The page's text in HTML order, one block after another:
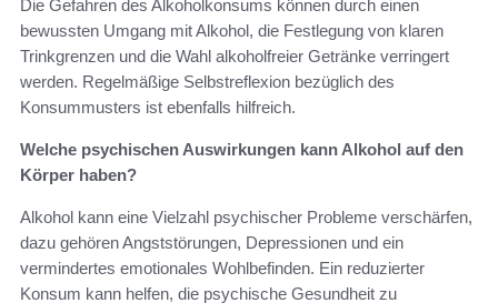
Die Gefahren des Alkoholkonsums können durch einen
bewussten Umgang mit Alkohol, die Festlegung von klaren
Trinkgrenzen und die Wahl alkoholfreier Getränke verringert
werden. Regelmäßige Selbstreflexion bezüglich des
Konsummusters ist ebenfalls hilfreich.
Welche psychischen Auswirkungen kann Alkohol auf den
Körper haben?
Alkohol kann eine Vielzahl psychischer Probleme verschärfen,
dazu gehören Angststörungen, Depressionen und ein
vermindertes emotionales Wohlbefinden. Ein reduzierter
Konsum kann helfen, die psychische Gesundheit zu